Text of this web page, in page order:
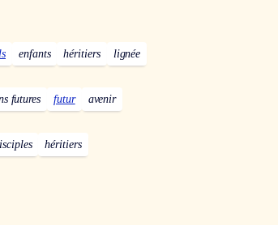
enfants héritiers lignée
futures futur avenir
héritiers